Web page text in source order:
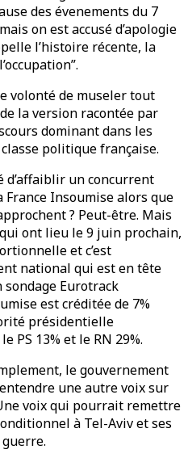
des évenements du 7
on est accusé d’apologie
l’histoire récente, la
volonté de museler tout
la version racontée par
dominant dans les
politique française.
un concurrent
Insoumise alors que
? Peut-être. Mais
ont lieu le 9 juin prochain,
et c’est
national qui est en tête
sondage Eurotrack
est créditée de 7%
présidentielle
PS 13% et le RN 29%.
le gouvernement
une autre voix sur
voix qui pourrait remettre
à Tel-Aviv et ses